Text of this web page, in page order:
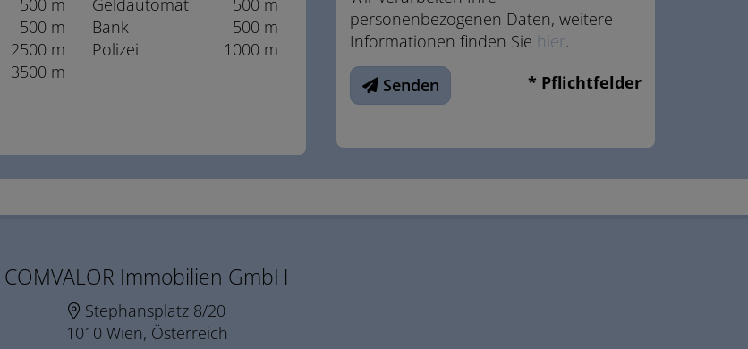
500 m
500 m
2500 m
3500 m
Geldautomat
500 m
Bank
500 m
Polizei
1000 m
personenbezogenen Daten, weitere
Informationen finden Sie hier.
Senden * Pflichtfelder
COMVALOR Immobilien GmbH
Stephansplatz 8/20
1010 Wien, Österreich